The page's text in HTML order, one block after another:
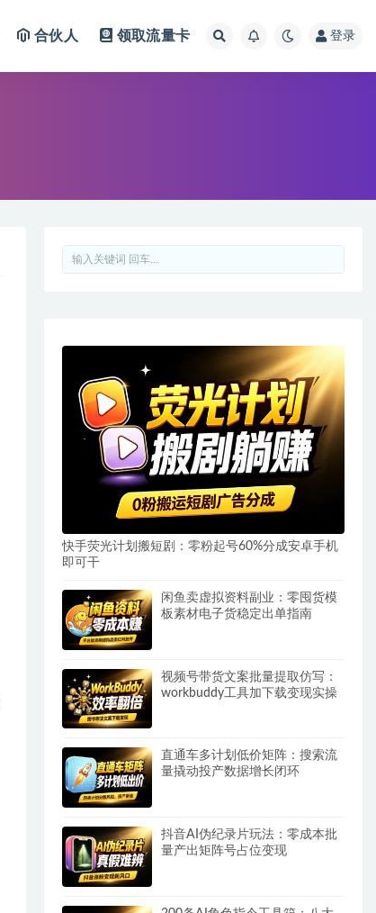
合伙人 领取流量卡 登录
快手荧光计划搬短剧：零粉起号60%分成安卓手机
即可干
闲鱼卖虚拟资料副业：零囤货模
板素材电子货稳定出单指南
视频号带货文案批量提取仿写：
workbuddy工具加下载变现实操
直通车多计划低价矩阵：搜索流
量撬动投产数据增长闭环
抖音AI伪纪录片玩法：零成本批
量产出矩阵号占位变现